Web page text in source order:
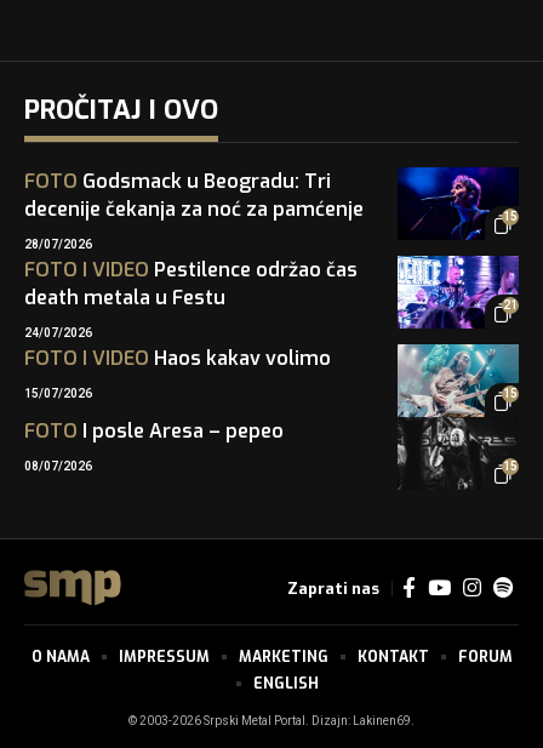
PROČITAJ I OVO
15
FOTO Godsmack u Beogradu: Tri
decenije čekanja za noć za pamćenje
28/07/2026
21
FOTO I VIDEO Pestilence održao čas
death metala u Festu
24/07/2026
15
FOTO I VIDEO Haos kakav volimo
15/07/2026
15
FOTO I posle Aresa – pepeo
08/07/2026
Zaprati nas
© 2003-2026 Srpski Metal Portal. Dizajn: Lakinen69.
O NAMA IMPRESSUM MARKETING KONTAKT
FORUM
ENGLISH